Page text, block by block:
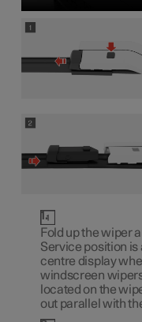
Fold up the wiper
Service position
centre display
windscreen
located on the
out parallel with